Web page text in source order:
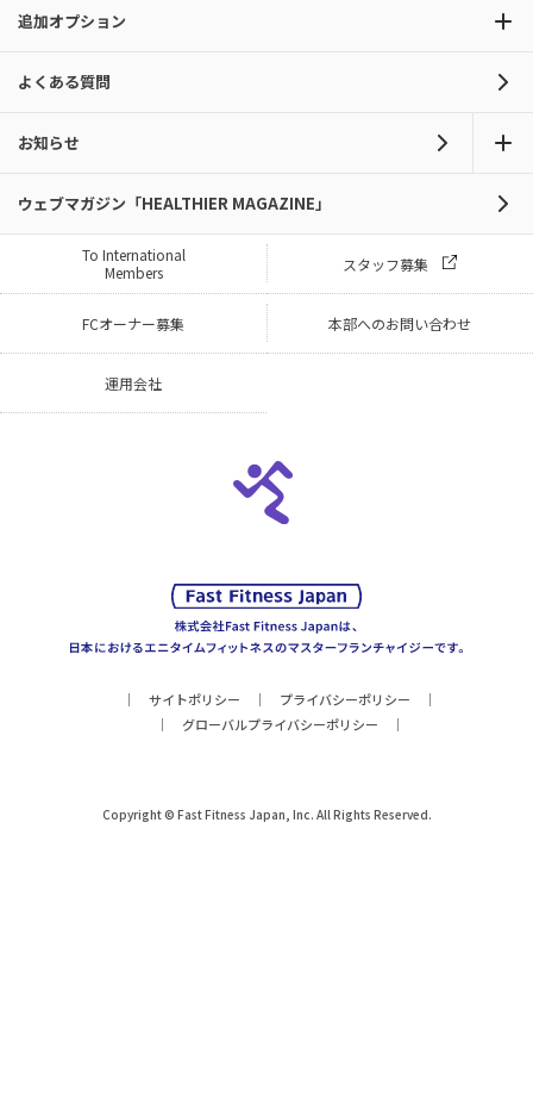
追加オプション
よくある質問
お知らせ
ウェブマガジン「HEALTHIER MAGAZINE」
To International
Members
スタッフ募集
FCオーナー募集 本部へのお問い合わせ
運用会社
サイトポリシー
プライバシーポリシー
グローバルプライバシーポリシー
Copyright © Fast Fitness Japan, Inc. All Rights Reserved.